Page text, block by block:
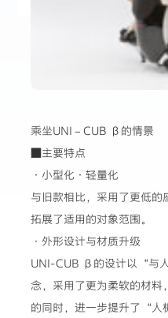
乘坐UNI－CUB β的情景
■主要特点
·小型化·轻量化
与旧款相比，采用了更低的
拓展了适用的对象范围。
·外形设计与材质升级
UNI-CUB β的设计以“与
念，采用了更为柔软的材料
的同时，进一步提升了“人